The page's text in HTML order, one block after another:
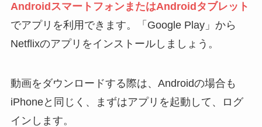
AndroidスマートフォンまたはAndroidタブレット
でアプリを利用できます。「Google Play」から
Netflixのアプリをインストールしましょう。
動画をダウンロードする際は、Androidの場合も
iPhoneと同じく、まずはアプリを起動して、ログ
インします。